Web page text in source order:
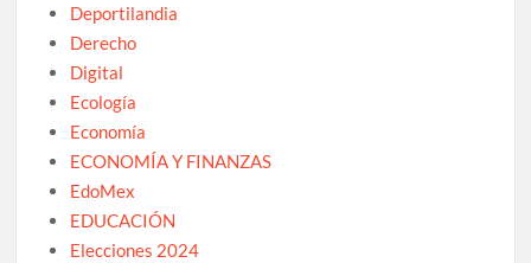
Deportilandia
Derecho
Digital
Ecología
Economía
ECONOMÍA Y FINANZAS
EdoMex
EDUCACIÓN
Elecciones 2024